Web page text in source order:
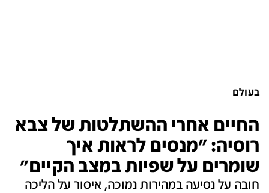
בעולם
החיים אחרי ההשתלטות של צבא
רוסיה: "מנסים לראות איך
שומרים על שפיות במצב הקיים"
חובה על נסיעה במהירות נמוכה, איסור על הליכה